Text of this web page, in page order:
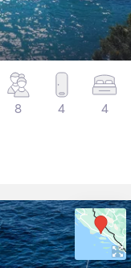
8 4 4